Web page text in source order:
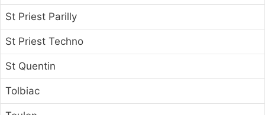
St Priest Parilly
St Priest Techno
St Quentin
Tolbiac